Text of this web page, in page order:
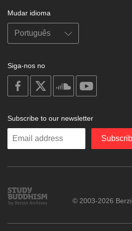
Mudar idioma
Siga-nos no
on
facebook
soundcloud
Subscribe to our newsletter
Enter
Study
Buddhism
© 2003-2026